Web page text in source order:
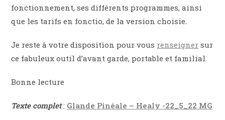
fonctionnement, ses différents programmes, ainsi
que les tarifs en fonctio, de la version choisie.
Je reste à votre disposition pour vous renseigner sur
ce fabuleux outil d’avant garde, portable et familial.
Bonne lecture
Texte complet : Glande Pinéale – Healy -22_5_22 MG